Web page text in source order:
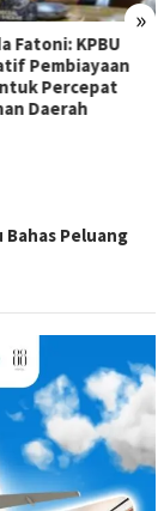
»
Fatoni: KPBU
Pembiayaan
Percepat
Daerah
Bahas Peluang